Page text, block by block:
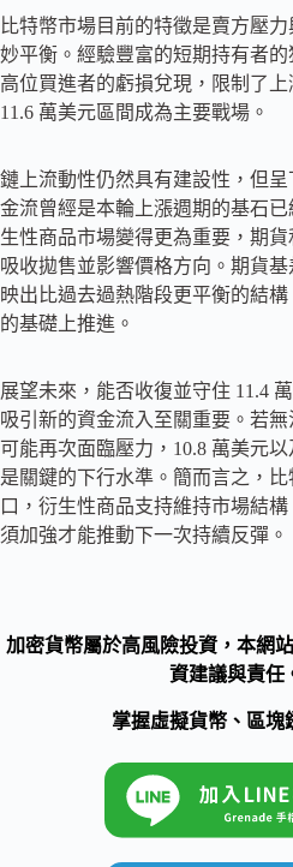
比特幣市場目前的特徵是賣方壓
妙平衡。經驗豐富的短期持有者
高位買進者的虧損兌現，限制了
11.6 萬美元區間成為主要戰場。
鏈上流動性仍然具有建設性，但
金流曾經是本輪上漲週期的基石
生性商品市場變得更為重要，期
吸收拋售並影響價格方向。期貨
映出比過去過熱階段更平衡的結
的基礎上推進。
展望未來，能否收復並守住 11.4
吸引新的資金流入至關重要。若
可能再次面臨壓力，10.8 萬美元
是關鍵的下行水準。簡而言之，
口，衍生性商品支持維持市場結
須加強才能推動下一次持續反彈。
加密貨幣屬於高風險投資，本網
資建議與責任
掌握虛擬貨幣、區塊